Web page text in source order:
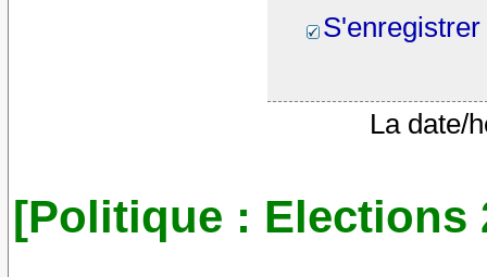
S'enregistrer
La date/
[Politique : Elections